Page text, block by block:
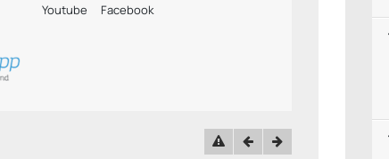
Youtube Facebook